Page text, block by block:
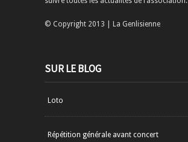
© Copyright 2013 | La Genlisienne
SUR LE BLOG
Loto
Répétition générale avant concert